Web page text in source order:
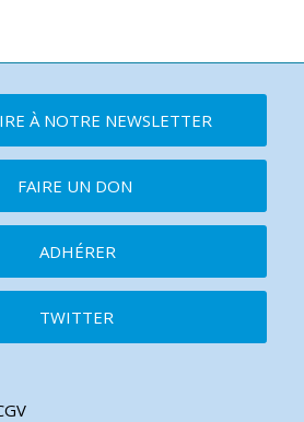
À NOTRE NEWSLETTER
FAIRE UN DON
ADHÉRER
TWITTER